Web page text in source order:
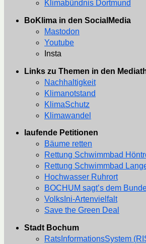
Klimabündnis Dortmund
BoKlima in den SocialMedia
Mastodon
Youtube
Insta
Links zu Themen in den
Nachhaltigkeit
Klimanotstand
KlimaSchutz
Klimawandel
laufende Petitionen
Bäume retten
Rettung Schwimmbad
Rettung Schwimmbad
Hochwasser Ruhrort
BOCHUM sagt’s dem
VolksIni-Artenvielfalt
Save the Green Deal
Stadt Bochum
RatsInformationsSystem